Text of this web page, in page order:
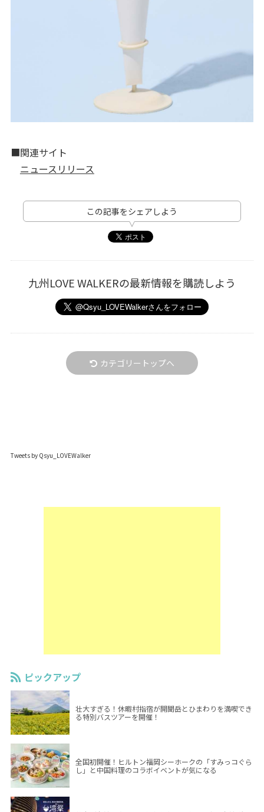
■関連サイト
ニュースリリース
この記事をシェアしよう
九州LOVE WALKERの最新情報を購読しよう
カテゴリートップへ
Tweets by Qsyu_LOVEWalker
ピックアップ
壮大すぎる！休暇村指宿が開聞岳とひまわりを満喫でき
る特別バスツアーを開催！
全国初開催！ヒルトン福岡シーホークの「すみっコぐら
し」と中国料理のコラボイベントが気になる